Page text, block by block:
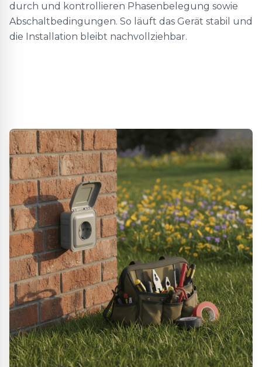
durch und kontrollieren Phasenbelegung sowie
Abschaltbedingungen. So läuft das Gerät stabil und
die Installation bleibt nachvollziehbar.